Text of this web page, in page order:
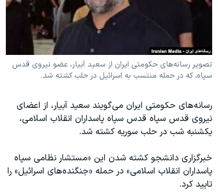
اقتصادی
علم و فناوری
اسرائیل در جنگ
آرشیو پخش زنده
انتخابات ریاست جمهوری آمریکا ۲۰۲۴
حمله جمهوری اسلامی به اسرائیل
رمز مهسا
ورزش زنان در ایران
مجموعه مستندهای دادخواهی
تریبونال مردمی آبان ۹۸
چهل سال گروگان‌گیری
قانون شفافیت دارائی کادر رهبری ایران
دنبال کنید
زبانهای مختلف
تصویر رسانه‌های حکومتی ایران از سعید آبیار، عضو نیروی قدس
سپاه، که در حمله منتسب به اسرائیل در حلب کشته شد.
رسانه‌های حکومتی ایران می‌گویند سعید آبیار، از اعضای
نیروی قدس سپاه قدس سپاه پاسداران انقلاب اسلامی،
یکشنبه شب در حلب سوریه کشته شد.
خبرگزاری دانشجو کشته شدن این «مستشار نظامی سپاه
پاسداران انقلاب اسلامی» در حمله «جنگنده‌های اسرائیل» را
تایید کرد.